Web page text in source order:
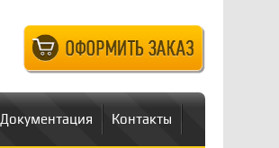
Документация Контакты